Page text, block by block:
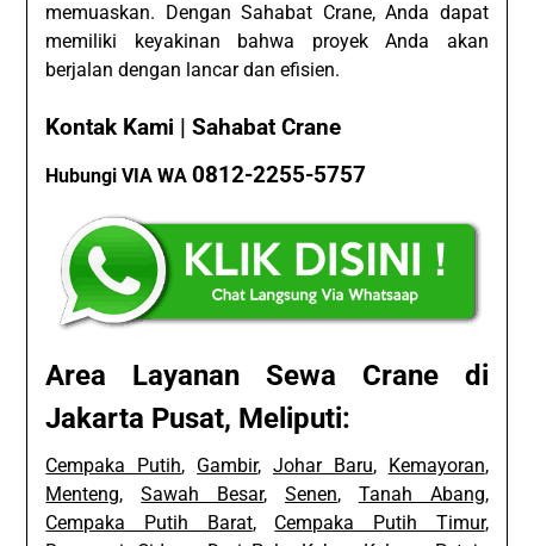
memuaskan. Dengan Sahabat Crane, Anda dapat
memiliki keyakinan bahwa proyek Anda akan
berjalan dengan lancar dan efisien.
Kontak Kami | Sahabat Crane
Hubungi VIA WA0812-2255-5757
Area Layanan Sewa Crane di
Jakarta Pusat, Meliputi:
Cempaka Putih, Gambir, Johar Baru, Kemayoran,
Menteng,Sawah Besar, Senen, Tanah Abang,
Cempaka Putih Barat, Cempaka Putih Timur,